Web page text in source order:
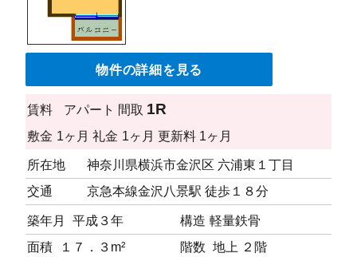
物件の詳細を見る
賃料 アパート 間取 1R
敷金 1ヶ月 礼金 1ヶ月 更新料 1ヶ月
所在地
神奈川県横浜市金沢区 六浦東１丁目
交通
京急本線金沢八景駅 徒歩１８分
築年月 平成３年 構造 軽量鉄骨
面積
１７．３m² 階数 地上 ２階